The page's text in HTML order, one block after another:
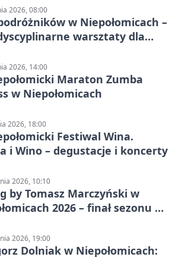
2026, 08:00
w Niepołomicach –
warsztaty dla
2026, 14:00
Maraton Zumba
w Niepołomicach
2026, 18:00
Festiwal Wina.
i Wino – degustacje i koncerty
2026, 10:10
by Tomasz Marczyński w
2026 – finał sezonu na
2026, 19:00
Dolniak w Niepołomicach: